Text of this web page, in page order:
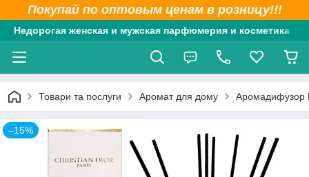
Покупай по оптовым ценам в розницу!!!
Недорогая женская и мужская парфюмерия и косметика
Товари та послуги Аромат для дому Аромадифузор
–15%